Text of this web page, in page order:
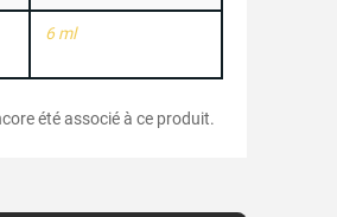
6 ml
été associé à ce produit.